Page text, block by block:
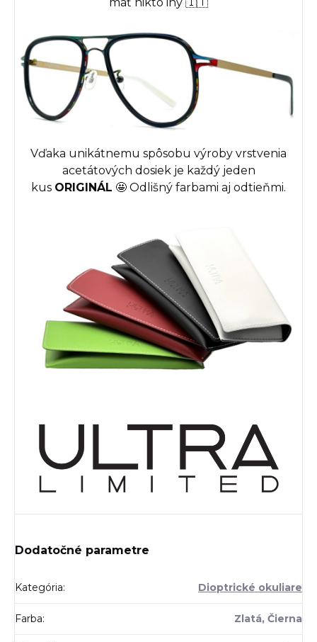
Vďaka unikátnemu spôsobu výroby vrstvenia
acetátových dosiek je každý jeden
kus ORIGINÁL 🤩 Odlišný farbami aj odtieňmi.
Dodatočné parametre
Kategória: Dioptrické okuliare
Farba: Zlatá, Čierna